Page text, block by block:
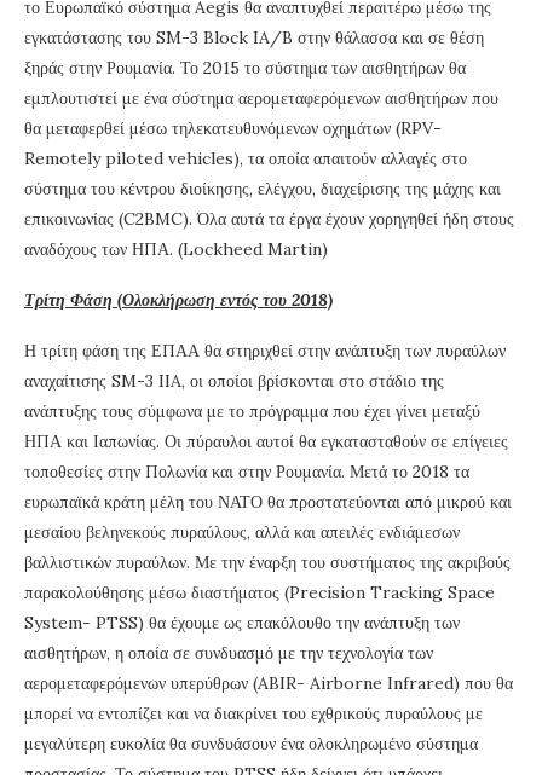
το Ευρωπαϊκό σύστημα Aegis θα αναπτυχθεί περαιτέρω μέσω της
εγκατάστασης του SM-3 Block IA/B στην θάλασσα και σε θέση
ξηράς στην Ρουμανία. Το 2015 το σύστημα των αισθητήρων θα
εμπλουτιστεί με ένα σύστημα αερομεταφερόμενων αισθητήρων που
θα μεταφερθεί μέσω τηλεκατευθυνόμενων οχημάτων (RPV-
Remotely piloted vehicles), τα οποία απαιτούν αλλαγές στο
σύστημα του κέντρου διοίκησης, ελέγχου, διαχείρισης της μάχης και
επικοινωνίας (C2BMC). Όλα αυτά τα έργα έχουν χορηγηθεί ήδη στους
αναδόχους των ΗΠΑ. (Lockheed Martin)
Τρίτη Φάση (Ολοκλήρωση εντός του 2018)
Η τρίτη φάση της ΕΠΑΑ θα στηριχθεί στην ανάπτυξη των πυραύλων
αναχαίτισης SM-3 IIA, οι οποίοι βρίσκονται στο στάδιο της
ανάπτυξης τους σύμφωνα με το πρόγραμμα που έχει γίνει μεταξύ
ΗΠΑ και Ιαπωνίας. Οι πύραυλοι αυτοί θα εγκατασταθούν σε επίγειες
τοποθεσίες στην Πολωνία και στην Ρουμανία. Μετά το 2018 τα
ευρωπαϊκά κράτη μέλη του ΝΑΤΟ θα προστατεύονται από μικρού και
μεσαίου βεληνεκούς πυραύλους, αλλά και απειλές ενδιάμεσων
βαλλιστικών πυραύλων. Με την έναρξη του συστήματος της ακριβούς
παρακολούθησης μέσω διαστήματος (Precision Tracking Space
System- PTSS) θα έχουμε ως επακόλουθο την ανάπτυξη των
αισθητήρων, η οποία σε συνδυασμό με την τεχνολογία των
αερομεταφερόμενων υπερύθρων (ABIR- Airborne Infrared) που θα
μπορεί να εντοπίζει και να διακρίνει του εχθρικούς πυραύλους με
μεγαλύτερη ευκολία θα συνδυάσουν ένα ολοκληρωμένο σύστημα